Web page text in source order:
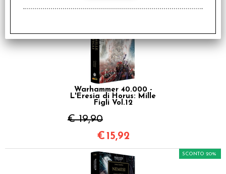
Warhammer 40.000 -
L'Eresia di Horus: Mille
Figli Vol.12
€ 19,90
SCONTO 20%
€ 15,92
SCONTO 20%